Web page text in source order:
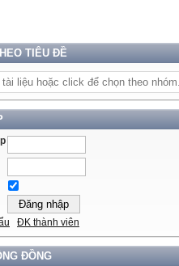
TIÊU ĐỀ
ĐK thành viên
ĐỒNG